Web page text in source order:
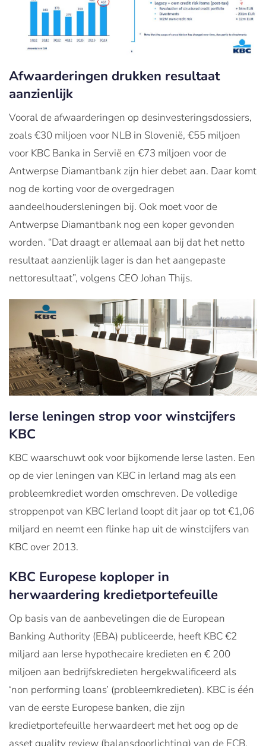
Afwaarderingen drukken resultaat
aanzienlijk
Vooral de afwaarderingen op desinvesteringsdossiers,
zoals €30 miljoen voor NLB in Slovenië, €55 miljoen
voor KBC Banka in Servië en €73 miljoen voor de
Antwerpse Diamantbank zijn hier debet aan. Daar komt
nog de korting voor de overgedragen
aandeelhoudersleningen bij. Ook moet voor de
Antwerpse Diamantbank nog een koper gevonden
worden. “Dat draagt er allemaal aan bij dat het netto
resultaat aanzienlijk lager is dan het aangepaste
nettoresultaat”, volgens CEO Johan Thijs.
Ierse leningen strop voor winstcijfers
KBC
KBC waarschuwt ook voor bijkomende Ierse lasten. Een
op de vier leningen van KBC in Ierland mag als een
probleemkrediet worden omschreven. De volledige
stroppenpot van KBC Ierland loopt dit jaar op tot €1,06
miljard en neemt een flinke hap uit de winstcijfers van
KBC over 2013.
KBC Europese koploper in
herwaardering kredietportefeuille
Op basis van de aanbevelingen die de European
Banking Authority (EBA) publiceerde, heeft KBC €2
miljard aan Ierse hypothecaire kredieten en € 200
miljoen aan bedrijfskredieten hergekwalificeerd als
‘non performing loans’ (probleemkredieten). KBC is één
van de eerste Europese banken, die zijn
kredietportefeuille herwaardeert met het oog op de
asset quality review (balansdoorlichting) van de ECB.